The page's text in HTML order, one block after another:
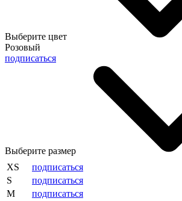
Выберите цвет
Розовый
подписаться
Выберите размер
XS
подписаться
S
подписаться
M
подписаться